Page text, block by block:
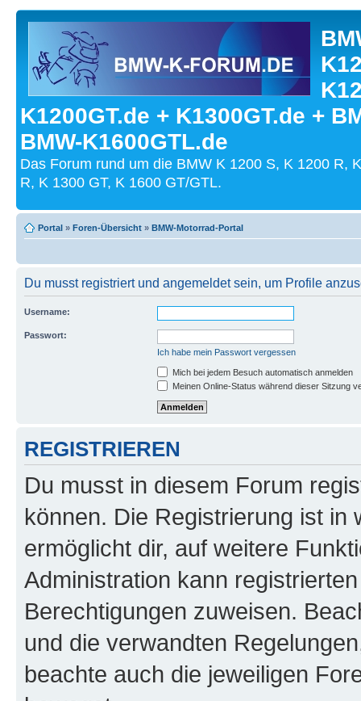
K1200GT.de + K1300GT.de +
BMW-K1600GTL.de
Das Forum rund um die BMW K 1200 S, K 1200 R,
R, K 1300 GT, K 1600 GT/GTL.
Portal » Foren-Übersicht » BMW-Motorrad-Portal
Du musst registriert und angemeldet sein, um Profile
Username:
Passwort:
Ich habe mein Passwort vergessen
Mich bei jedem Besuch automatisch anmelden
Meinen Online-Status während dieser Sitzung
REGISTRIEREN
Du musst in diesem Forum
können. Die Registrierung ist in
ermöglicht dir, auf weitere
Administration kann
Berechtigungen zuweisen.
und die verwandten
beachte auch die jeweiligen